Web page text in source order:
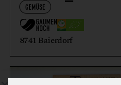
GEMÜSE
8741 Baierdorf